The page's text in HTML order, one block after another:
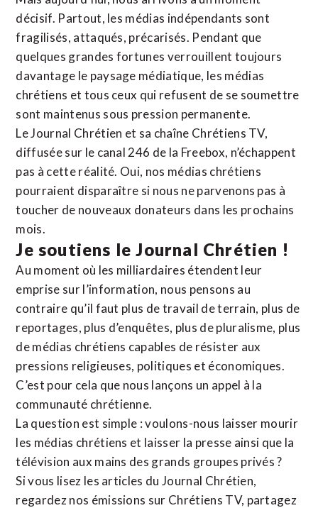
décisif. Partout, les médias indépendants sont
fragilisés, attaqués, précarisés. Pendant que
quelques grandes fortunes verrouillent toujours
davantage le paysage médiatique, les médias
chrétiens et tous ceux qui refusent de se soumettre
sont maintenus sous pression permanente.
Le Journal Chrétien et sa chaîne Chrétiens TV,
diffusée sur le canal 246 de la Freebox, n’échappent
pas à cette réalité. Oui, nos médias chrétiens
pourraient disparaître si nous ne parvenons pas à
toucher de nouveaux donateurs dans les prochains
mois.
Je soutiens le Journal Chrétien !
Au moment où les milliardaires étendent leur
emprise sur l’information, nous pensons au
contraire qu’il faut plus de travail de terrain, plus de
reportages, plus d’enquêtes, plus de pluralisme, plus
de médias chrétiens capables de résister aux
pressions religieuses, politiques et économiques.
C’est pour cela que nous lançons un appel à la
communauté chrétienne.
La question est simple : voulons-nous laisser mourir
les médias chrétiens et laisser la presse ainsi que la
télévision aux mains des grands groupes privés ?
Si vous lisez les articles du Journal Chrétien,
regardez nos émissions sur Chrétiens TV, partagez